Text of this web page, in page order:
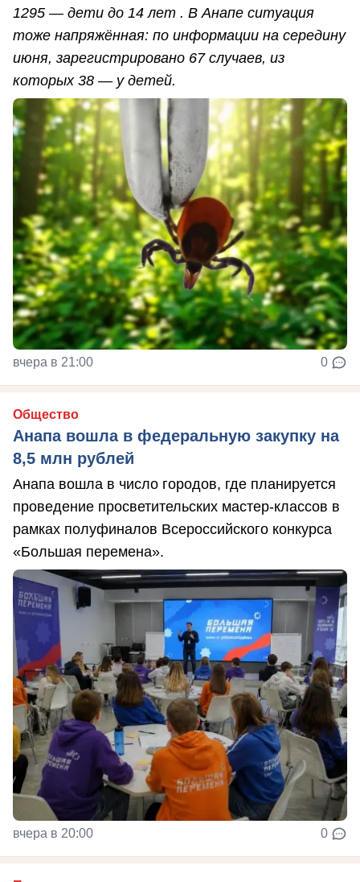
1295 — дети до 14 лет . В Анапе ситуация
тоже напряжённая: по информации на середину
июня, зарегистрировано 67 случаев, из
которых 38 — у детей.
вчера в 21:00 0
Общество
Анапа вошла в федеральную закупку на
8,5 млн рублей
Анапа вошла в число городов, где планируется
проведение просветительских мастер-классов в
рамках полуфиналов Всероссийского конкурса
«Большая перемена».
вчера в 20:00 0